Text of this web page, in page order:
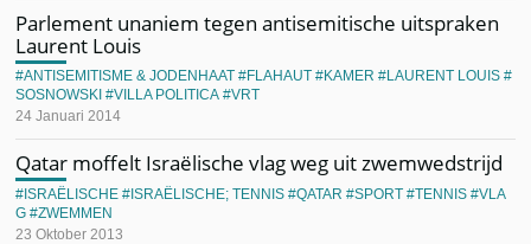
Parlement unaniem tegen antisemitische uitspraken
Laurent Louis
24 Januari 2014
ANTISEMITISME & JODENHAAT FLAHAUT KAMER
LAURENT LOUIS
SOSNOWSKI
VILLA POLITICA VRT
Qatar moffelt Israëlische vlag weg uit zwemwedstrijd
23 Oktober 2013
ISRAËLISCHE ISRAËLISCHE; TENNIS QATAR SPORT TENNIS
VLA
G
ZWEMMEN